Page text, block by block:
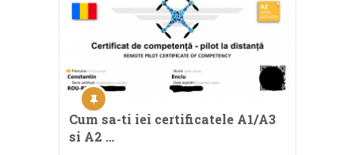
Cum sa-ti iei certificatele A1/A3
si A2 …